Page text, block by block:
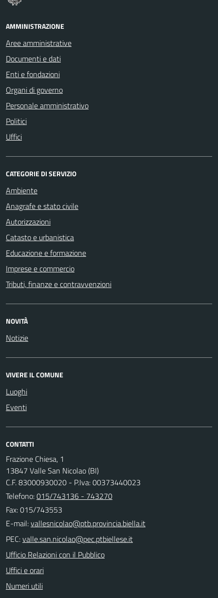
AMMINISTRAZIONE
Aree amministrative
Documenti e dati
Enti e fondazioni
Organi di governo
Personale amministrativo
Politici
Uffici
CATEGORIE DI SERVIZIO
Ambiente
Anagrafe e stato civile
Autorizzazioni
Catasto e urbanistica
Educazione e formazione
Imprese e commercio
Tributi, finanze e contravvenzioni
NOVITÀ
Notizie
VIVERE IL COMUNE
Luoghi
Eventi
CONTATTI
Frazione Chiesa, 1
13847 Valle San Nicolao (BI)
C.F. 83000930020 - P.Iva: 00373440023
Telefono:015/743136 - 743270
Fax: 015/743553
E-mail:
PEC:
Ufficio Relazioni con il Pubblico
Uffici e orari
Numeri utili